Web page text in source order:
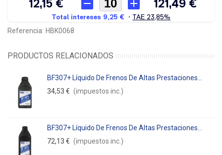
Referencia: HBK0068
PRODUCTOS RELACIONADOS
BF307+ Líquido De Frenos De Altas Prestaciones...
34,53 € (impuestos inc.)
BF307+ Líquido De Frenos De Altas Prestaciones...
72,13 € (impuestos inc.)